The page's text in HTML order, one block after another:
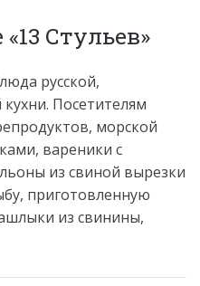
Стульев»
русской,
Посетителям
морской
вареники с
из свиной вырезки
приготовленную
из свинины,